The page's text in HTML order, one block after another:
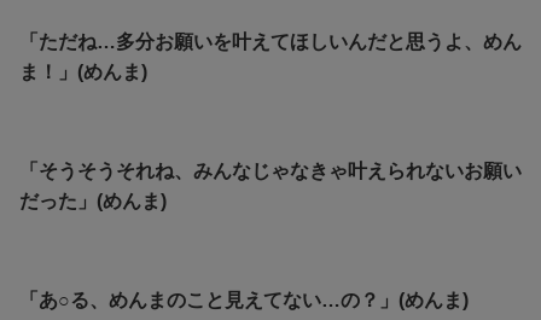
「ただね…多分お願いを叶えてほしいんだと思うよ、めん
ま！」(めんま)
「そうそうそれね、みんなじゃなきゃ叶えられないお願い
だった」(めんま)
「あ○る、めんまのこと見えてない…の？」(めんま)